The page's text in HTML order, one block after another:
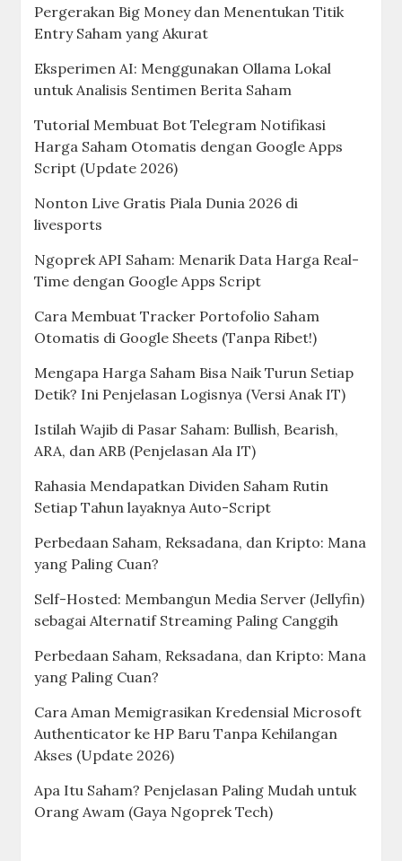
Pergerakan Big Money dan Menentukan Titik
Entry Saham yang Akurat
Eksperimen AI: Menggunakan Ollama Lokal
untuk Analisis Sentimen Berita Saham
Tutorial Membuat Bot Telegram Notifikasi
Harga Saham Otomatis dengan Google Apps
Script (Update 2026)
Nonton Live Gratis Piala Dunia 2026 di
livesports
Ngoprek API Saham: Menarik Data Harga Real-
Time dengan Google Apps Script
Cara Membuat Tracker Portofolio Saham
Otomatis di Google Sheets (Tanpa Ribet!)
Mengapa Harga Saham Bisa Naik Turun Setiap
Detik? Ini Penjelasan Logisnya (Versi Anak IT)
Istilah Wajib di Pasar Saham: Bullish, Bearish,
ARA, dan ARB (Penjelasan Ala IT)
Rahasia Mendapatkan Dividen Saham Rutin
Setiap Tahun layaknya Auto-Script
Perbedaan Saham, Reksadana, dan Kripto: Mana
yang Paling Cuan?
Self-Hosted: Membangun Media Server (Jellyfin)
sebagai Alternatif Streaming Paling Canggih
Perbedaan Saham, Reksadana, dan Kripto: Mana
yang Paling Cuan?
Cara Aman Memigrasikan Kredensial Microsoft
Authenticator ke HP Baru Tanpa Kehilangan
Akses (Update 2026)
Apa Itu Saham? Penjelasan Paling Mudah untuk
Orang Awam (Gaya Ngoprek Tech)